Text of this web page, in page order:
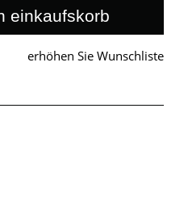
einkaufskorb
erhöhen Sie Wunschliste